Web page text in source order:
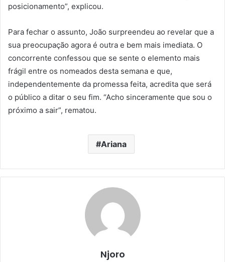
posicionamento”, explicou.
Para fechar o assunto, João surpreendeu ao revelar que a
sua preocupação agora é outra e bem mais imediata. O
concorrente confessou que se sente o elemento mais
frágil entre os nomeados desta semana e que,
independentemente da promessa feita, acredita que será
o público a ditar o seu fim. “Acho sinceramente que sou o
próximo a sair”, rematou.
Ariana
Njoro